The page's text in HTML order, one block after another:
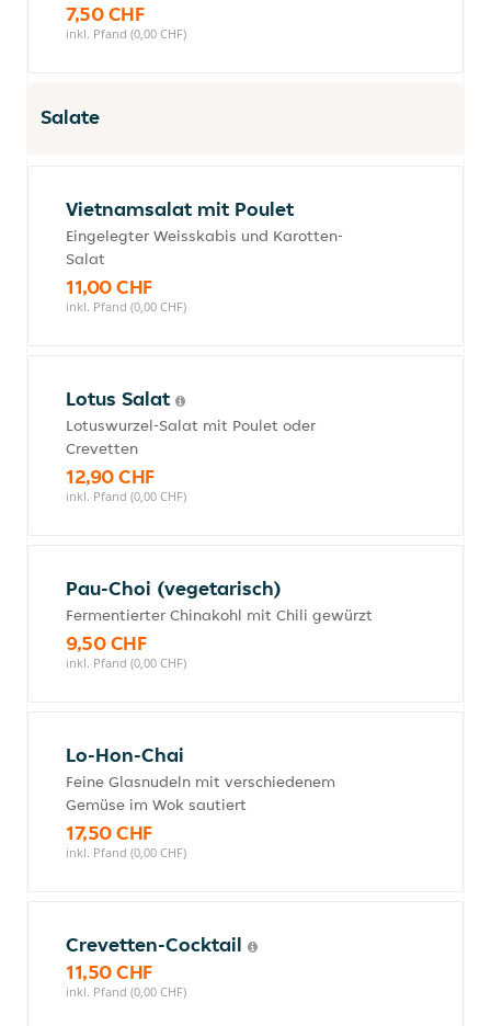
7,50 CHF
inkl. Pfand (0,00 CHF)
Salate
Vietnamsalat mit Poulet
Eingelegter Weisskabis und Karotten-
Salat
11,00 CHF
inkl. Pfand (0,00 CHF)
Lotus Salat
Lotuswurzel-Salat mit Poulet oder
Crevetten
12,90 CHF
inkl. Pfand (0,00 CHF)
Pau-Choi (vegetarisch)
Fermentierter Chinakohl mit Chili gewürzt
9,50 CHF
inkl. Pfand (0,00 CHF)
Lo-Hon-Chai
Feine Glasnudeln mit verschiedenem
Gemüse im Wok sautiert
17,50 CHF
inkl. Pfand (0,00 CHF)
Crevetten-Cocktail
11,50 CHF
inkl. Pfand (0,00 CHF)